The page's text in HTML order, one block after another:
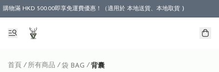
購物滿 HKD 500.00即享免運費優惠！（適用於 本地送貨、本地取貨 )
首頁 / 所有商品 / 袋 BAG / 背囊